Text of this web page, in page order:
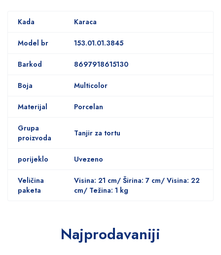
Kada Karaca
Model br 153.01.01.3845
Barkod 8697918615130
Boja Multicolor
Materijal Porcelan
Grupa
proizvoda
Tanjir za tortu
porijeklo Uvezeno
Veličina
paketa
Visina: 21 cm/ Širina: 7 cm/ Visina: 22
cm/ Težina: 1 kg
Najprodavaniji